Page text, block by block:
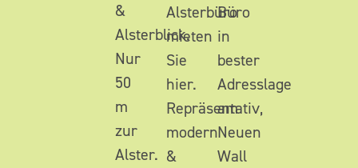
&
Alsterblick.
Nur
50
m
zur
Alster.
Alsterbüro
mieten
Sie
hier.
Repräsentativ,
modern
&
Büro
in
bester
Adresslage
am
Neuen
Wall